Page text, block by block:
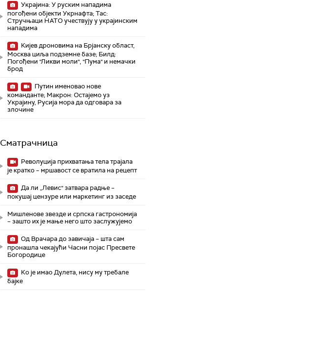
Украјина: У руским нападима
погођени објекти Укрнафта; Тас:
Стручњаци НАТО учествују у украјинским
нападима
Кијев дроновима на Брјанску област,
Москва циља подземне базе; Билд:
Погођени "Ликви моли", "Пума" и немачки
брод
Путин именовао нове
команданте; Макрон: Остајемо уз
Украјину, Русија мора да одговара за
злочине
Сматрачница
Револуција прихватања тела трајала
је кратко – мршавост се вратила на рецепт
Да ли „Левис" затвара радње –
покушај цензуре или маркетинг из заседе
Мишленове звезде и српска гастрономија
– зашто их је мање него што заслужујемо
Од Врачара до завичаја – шта сам
пронашла чекајући Часни појас Пресвете
Богородице
Ко је имао Дулета, нису му требале
бајке